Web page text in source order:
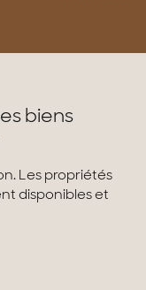
biens
Les propriétés
disponibles et